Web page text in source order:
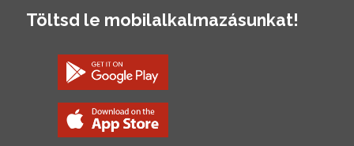
Töltsd le mobilalkalmazásunkat!